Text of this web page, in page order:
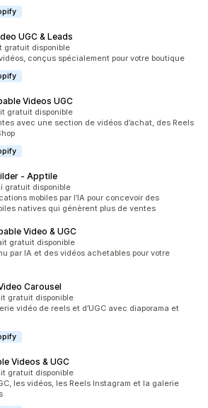
UGC & Leads
gratuit disponible
conçus spécialement pour votre boutique
Videos UGC
gratuit disponible
avec une section de vidéos d’achat, des Reels
‑ Apptile
gratuit disponible
mobiles par l’IA pour concevoir des
natives qui génèrent plus de ventes
Video & UGC
gratuit disponible
par IA et des vidéos achetables pour votre
Carousel
gratuit disponible
vidéo de reels et d’UGC avec diaporama et
Videos & UGC
gratuit disponible
les vidéos, les Reels Instagram et la galerie